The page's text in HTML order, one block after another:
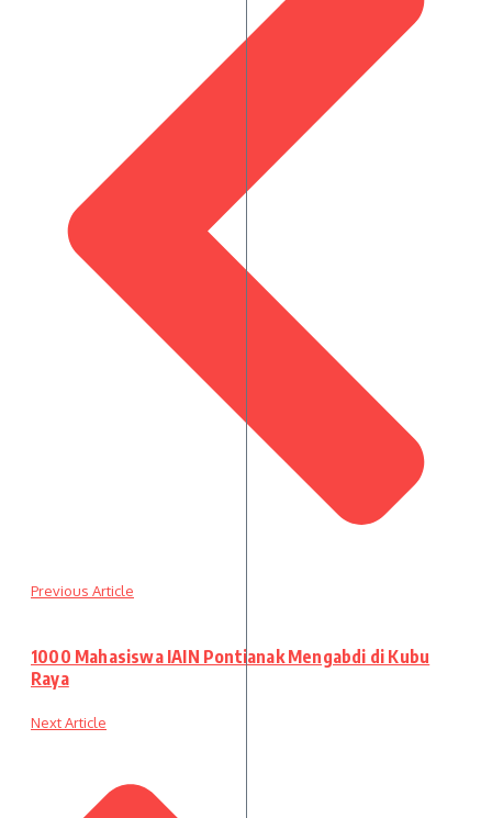
Previous Article
1000 Mahasiswa IAIN Pontianak Mengabdi di Kubu
Raya
Next Article